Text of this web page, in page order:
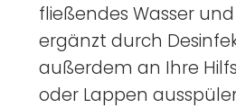
fließendes Wasser
ergänzt durch
außerdem an Ihre
oder Lappen